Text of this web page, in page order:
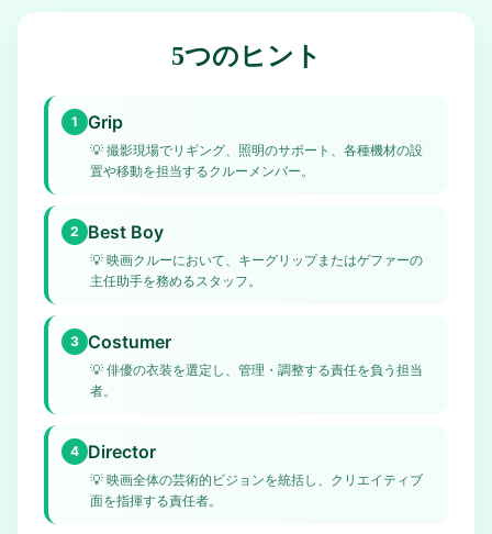
5つのヒント
1 Grip
💡 撮影現場でリギング、照明のサポート、各種機材の設
置や移動を担当するクルーメンバー。
2 Best Boy
💡 映画クルーにおいて、キーグリップまたはゲファーの
主任助手を務めるスタッフ。
3 Costumer
💡 俳優の衣装を選定し、管理・調整する責任を負う担当
者。
4 Director
💡 映画全体の芸術的ビジョンを統括し、クリエイティブ
面を指揮する責任者。